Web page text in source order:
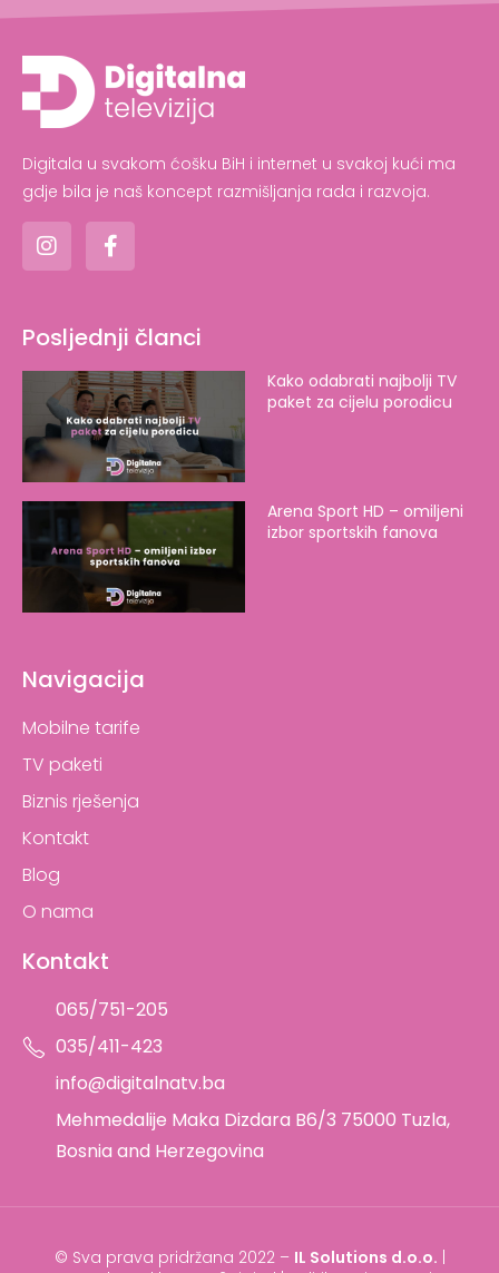
Digitala u svakom ćošku BiH i internet u svakoj kući ma
gdje bila je naš koncept razmišljanja rada i razvoja.
Posljednji članci
Kako odabrati najbolji TV
paket za cijelu porodicu
Arena Sport HD – omiljeni
izbor sportskih fanova
Navigacija
Mobilne tarife
TV paketi
Biznis rješenja
Kontakt
Blog
O nama
Kontakt
065/751-205
035/411-423
info@digitalnatv.ba
Mehmedalije Maka Dizdara B6/3 75000 Tuzla,
Bosnia and Herzegovina
© Sva prava pridržana 2022 – IL Solutions d.o.o. |